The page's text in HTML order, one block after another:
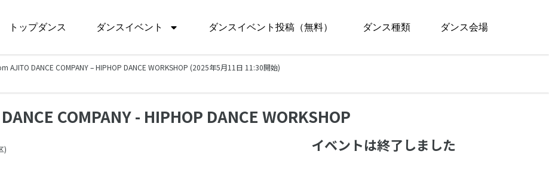
トップダンス ダンスイベント ダンスイベント投稿（無料） ダンス種類 ダンス会場
AJITO DANCE COMPANY – HIPHOP DANCE WORKSHOP (2025年5月11日 11:30開始)
COMPANY - HIPHOP DANCE WORKSHOP
)
イベントは終了しました